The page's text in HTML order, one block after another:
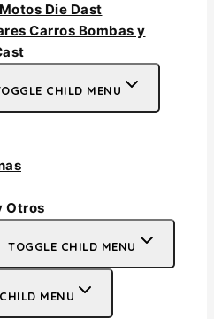
Die Dast
Carros Bombas y
CHILD MENU
Otros
TOGGLE CHILD MENU
MENU